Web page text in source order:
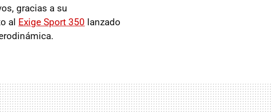
gracias a su
al Exige Sport 350 lanzado